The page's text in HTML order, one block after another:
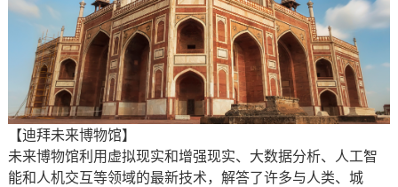
【迪拜未来博物馆】
未来博物馆利用虚拟现实和增强现实、大数据分析、人工智
能和人机交互等领域的最新技术，解答了许多与人类、城